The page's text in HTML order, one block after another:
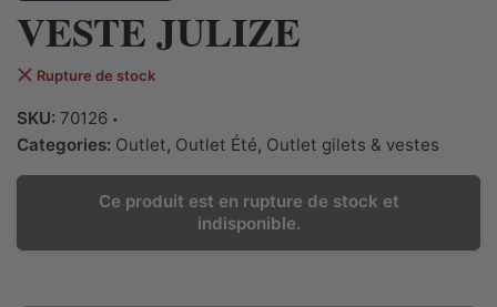
VESTE JULIZE
Rupture de stock
SKU: 70126
Categories: Outlet, Outlet Été, Outlet gilets & vestes
Ce produit est en rupture de stock et
indisponible.